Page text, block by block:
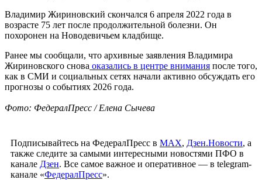
Владимир Жириновский скончался 6 апреля 2022 года в
возрасте 75 лет после продолжительной болезни. Он
похоронен на Новодевичьем кладбище.
Ранее мы сообщали, что архивные заявления Владимира
Жириновского снова оказались в центре внимания после того,
как в СМИ и социальных сетях начали активно обсуждать его
прогнозы о событиях 2026 года.
Фото: ФедералПресс / Елена Сычева
Подписывайтесь на ФедералПресс в МАХ, Дзен.Новости, а
также следите за самыми интересными новостями ПФО в
канале Дзен. Все самое важное и оперативное — в telegram-
канале «ФедералПресс».